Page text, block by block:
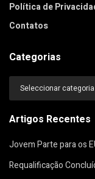
Política de
Contatos
Categorias
Categorias
Artigos Recentes
Jovem Parte para os
Requalificação